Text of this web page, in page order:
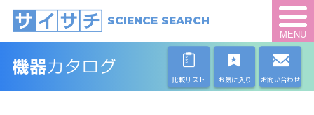
SCIENCE SEARCH
MENU
比較リスト お気に入り お問い合わせ